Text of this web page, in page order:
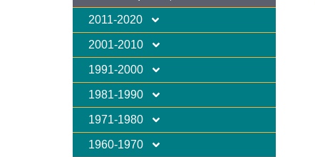
2011-2020
2001-2010
1991-2000
1981-1990
1971-1980
1960-1970